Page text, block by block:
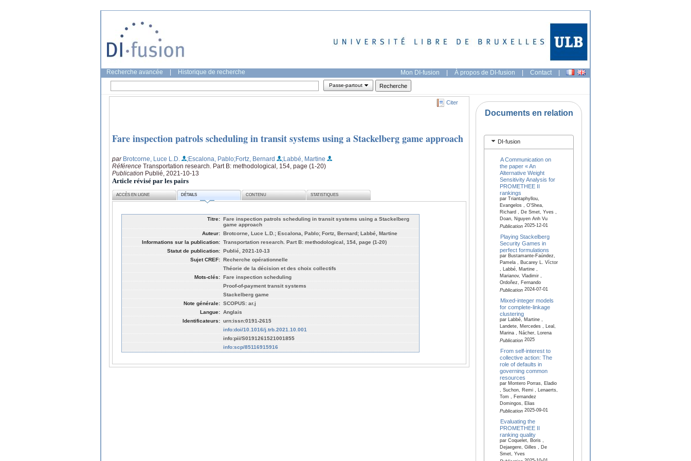
Recherche avancée Historique de recherche Mon DI-fusion | À propos de DI-fusion | Contact |
Passe-partout
Citer
Fare inspection patrols scheduling in transit systems using a Stackelberg game approach
par Brotcorne, Luce L.D. ;Escalona, Pablo;Fortz, Bernard
;Labbé, Martine
Référence Transportation research. Part B: methodological, 154, page (1-20)
Publication Publié, 2021-10-13
Article révisé par les pairs
ACCÈS EN LIGNE DÉTAILS CONTENU STATISTIQUES
Titre: Fare inspection patrols scheduling in transit systems using a Stackelberg
game approach
Auteur: Brotcorne, Luce L.D.; Escalona, Pablo; Fortz, Bernard; Labbé, Martine
Informations sur la publication: Transportation research. Part B: methodological, 154, page (1-20)
Statut de publication: Publié, 2021-10-13
Sujet CREF: Recherche opérationnelle
Théorie de la décision et des choix collectifs
Mots-clés: Fare inspection scheduling
Proof-of-payment transit systems
Stackelberg game
Note générale: SCOPUS: ar.j
Langue: Anglais
Identificateurs: urn:issn:0191-2615
info:doi/10.1016/j.trb.2021.10.001
info:pii/S0191261521001855
info:scp/85116915916
Documents en relation
DI-fusion
A Communication on
the paper « An
Alternative Weight
Sensitivity Analysis for
PROMETHEE II
rankings
par Triantaphyllou,
Evangelos , O'Shea,
Richard , De Smet, Yves ,
Doan, Nguyen Anh Vu
Publication2025-12-01
Playing Stackelberg
Security Games in
perfect formulations
par Bustamante-Faúndez,
Pamela , Bucarey L. Víctor
, Labbé, Martine ,
Marianov, Vladimir ,
Ordoñez, Fernando
Publication2024-07-01
Mixed-integer models
for complete-linkage
clustering
par Labbé, Martine ,
Landete, Mercedes , Leal,
Marina , Nácher, Lorena
Publication2025
From self-interest to
collective action: The
role of defaults in
governing common
resources
par Montero Porras, Eladio
, Suchon, Remi , Lenaerts,
Tom , Fernandez
Domingos, Elias
Publication2025-09-01
Evaluating the
PROMETHEE II
ranking quality
par Coquelet, Boris ,
Dejaegere, Gilles , De
Smet, Yves